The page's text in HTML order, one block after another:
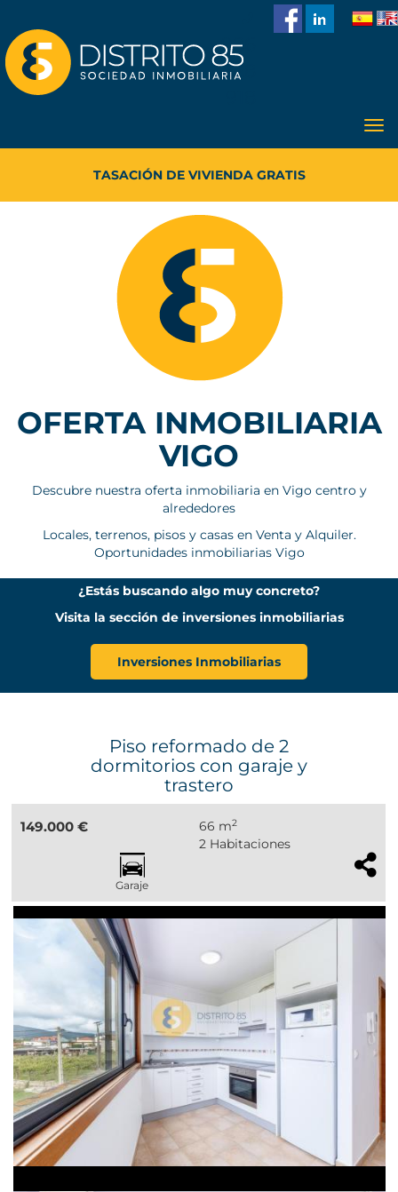
986
228
TASACIÓN DE VIVIENDA GRATIS
OFERTA INMOBILIARIA
VIGO
Descubre nuestra oferta inmobiliaria en Vigo centro y
alrededores
Locales, terrenos, pisos y casas en Venta y Alquiler.
Oportunidades inmobiliarias Vigo
¿Estás buscando algo muy concreto?
Visita la sección de inversiones inmobiliarias
Inversiones Inmobiliarias
Piso reformado de 2
dormitorios con garaje y
trastero
149.000 € 66 m2
2 Habitaciones
Garaje